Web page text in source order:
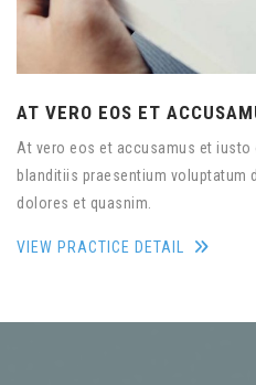
AT VERO EOS ET
At vero eos et accusamus et
blanditiis praesentium voluptatum
dolores et quasnim.
VIEW PRACTICE DETAIL